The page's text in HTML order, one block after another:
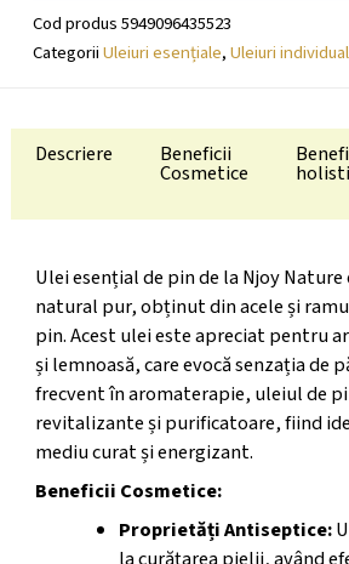
Cod produs5949096435523
Categorii Uleiuri esențiale,Uleiuri
Descriere Beneficii
Cosmetice
Ulei esențial de pin de la Njoy
natural pur, obținut din acele și
pin. Acest ulei este apreciat pentru
și lemnoasă, care evocă senzația de
frecvent în aromaterapie, uleiul de
revitalizante și purificatoare, fiind
mediu curat și energizant.
Beneficii Cosmetice:
Proprietăți Antiseptice: